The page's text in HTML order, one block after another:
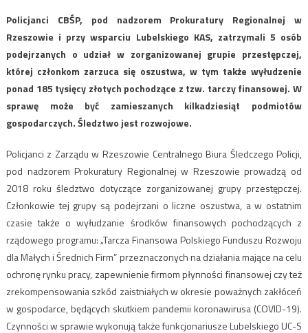
Policjanci CBŚP, pod nadzorem Prokuratury Regionalnej w
Rzeszowie i przy wsparciu Lubelskiego KAS, zatrzymali 5 osób
podejrzanych o udział w zorganizowanej grupie przestępczej,
której członkom zarzuca się oszustwa, w tym także wyłudzenie
ponad 185 tysięcy złotych pochodzące z tzw. tarczy finansowej. W
sprawę może być zamieszanych kilkadziesiąt podmiotów
gospodarczych. Śledztwo jest rozwojowe.
Policjanci z Zarządu w Rzeszowie Centralnego Biura Śledczego Policji,
pod nadzorem Prokuratury Regionalnej w Rzeszowie prowadzą od
2018 roku śledztwo dotyczące zorganizowanej grupy przestępczej.
Członkowie tej grupy są podejrzani o liczne oszustwa, a w ostatnim
czasie także o wyłudzanie środków finansowych pochodzących z
rządowego programu: „Tarcza Finansowa Polskiego Funduszu Rozwoju
dla Małych i Średnich Firm” przeznaczonych na działania mające na celu
ochronę rynku pracy, zapewnienie firmom płynności finansowej czy też
zrekompensowania szkód zaistniałych w okresie poważnych zakłóceń
w gospodarce, będących skutkiem pandemii koronawirusa (COVID-19).
Czynności w sprawie wykonują także funkcjonariusze Lubelskiego UC-S